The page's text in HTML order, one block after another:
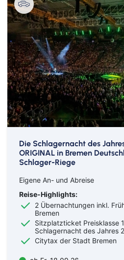
Die Schlagernacht des
ORIGINAL in Bremen
Schlager-Riege
Eigene An- und Abreise
Reise-Highlights:
2 Übernachtungen inkl.
Bremen
Sitzplatzticket Preisklasse
Schlagernacht des Jahres
Citytax der Stadt Bremen